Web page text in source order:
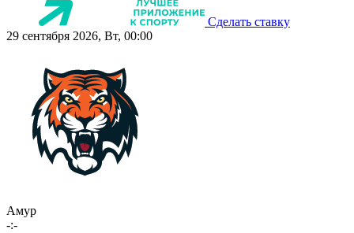
Сделать ставку
29 сентября 2026, Вт, 00:00
Амур
-:-